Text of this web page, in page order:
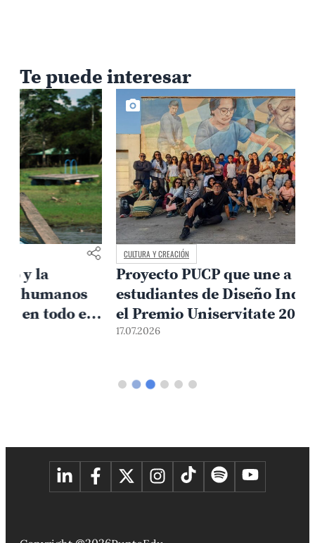
Te puede interesar
CULTURA Y CREACIÓN
Proyecto PUCP que une a artesanos y
estudiantes de Diseño Industrial gana
el Premio Uniservitate 2026